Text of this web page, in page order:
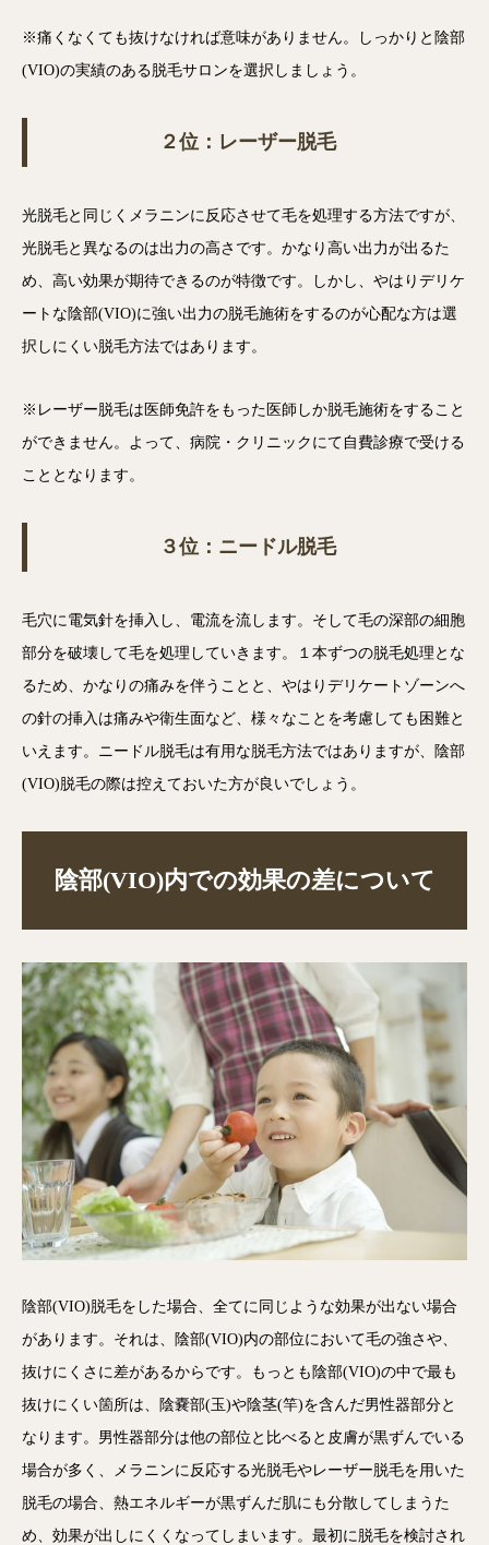
※痛くなくても抜けなければ意味がありません。しっかりと陰部
(VIO)の実績のある脱毛サロンを選択しましょう。
２位：レーザー脱毛
光脱毛と同じくメラニンに反応させて毛を処理する方法ですが、
光脱毛と異なるのは出力の高さです。かなり高い出力が出るた
め、高い効果が期待できるのが特徴です。しかし、やはりデリケ
ートな陰部(VIO)に強い出力の脱毛施術をするのが心配な方は選
択しにくい脱毛方法ではあります。
※レーザー脱毛は医師免許をもった医師しか脱毛施術をすること
ができません。よって、病院・クリニックにて自費診療で受ける
こととなります。
３位：ニードル脱毛
毛穴に電気針を挿入し、電流を流します。そして毛の深部の細胞
部分を破壊して毛を処理していきます。１本ずつの脱毛処理とな
るため、かなりの痛みを伴うことと、やはりデリケートゾーンへ
の針の挿入は痛みや衛生面など、様々なことを考慮しても困難と
いえます。ニードル脱毛は有用な脱毛方法ではありますが、陰部
(VIO)脱毛の際は控えておいた方が良いでしょう。
陰部(VIO)内での効果の差について
陰部(VIO)脱毛をした場合、全てに同じような効果が出ない場合
があります。それは、陰部(VIO)内の部位において毛の強さや、
抜けにくさに差があるからです。もっとも陰部(VIO)の中で最も
抜けにくい箇所は、陰嚢部(玉)や陰茎(竿)を含んだ男性器部分と
なります。男性器部分は他の部位と比べると皮膚が黒ずんでいる
場合が多く、メラニンに反応する光脱毛やレーザー脱毛を用いた
脱毛の場合、熱エネルギーが黒ずんだ肌にも分散してしまうた
め、効果が出しにくくなってしまいます。最初に脱毛を検討され